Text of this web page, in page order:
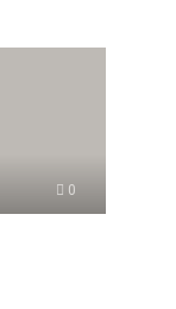
0